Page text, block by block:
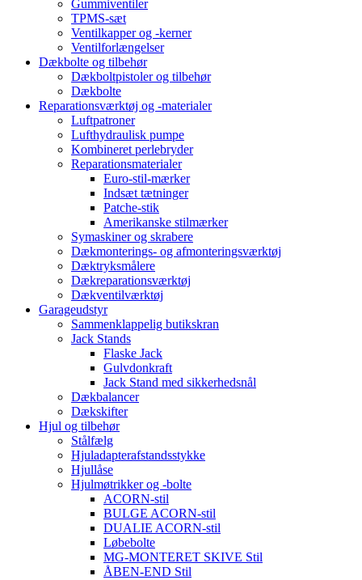
Gummiventiler
TPMS-sæt
Ventilkapper og -kerner
Ventilforlængelser
Dækbolte og tilbehør
Dækboltpistoler og tilbehør
Dækbolte
Reparationsværktøj og -materialer
Luftpatroner
Lufthydraulisk pumpe
Kombineret perlebryder
Reparationsmaterialer
Euro-stil-mærker
Indsæt tætninger
Patche-stik
Amerikanske stilmærker
Symaskiner og skrabere
Dækmonterings- og afmonteringsværktøj
Dæktryksmålere
Dækreparationsværktøj
Dækventilværktøj
Garageudstyr
Sammenklappelig butikskran
Jack Stands
Flaske Jack
Gulvdonkraft
Jack Stand med sikkerhedsnål
Dækbalancer
Dækskifter
Hjul og tilbehør
Stålfælg
Hjuladapterafstandsstykke
Hjullåse
Hjulmøtrikker og -bolte
ACORN-stil
BULGE ACORN-stil
DUALIE ACORN-stil
Løbebolte
MG-MONTERET SKIVE Stil
ÅBEN-END Stil